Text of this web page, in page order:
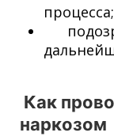
процесса;
Как
наркозом